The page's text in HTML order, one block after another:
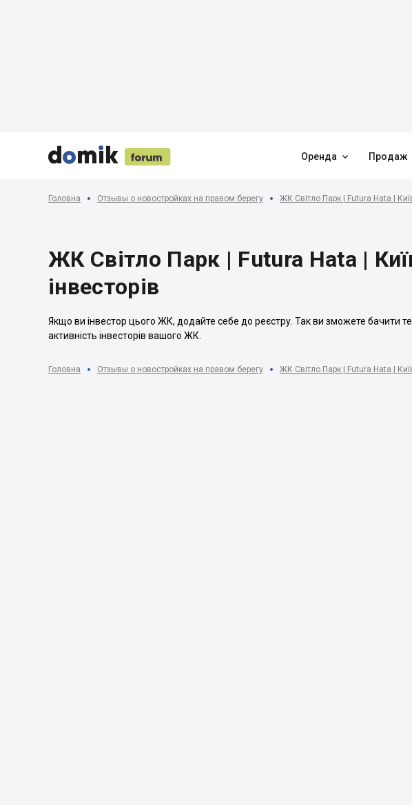


 
 Оренда  Продаж
Головна Отзывы о новостройках на правом берегу ЖК Світло Парк | Futura Hata |
ЖК Світло Парк | Futura Hata |
інвесторів
Якщо ви інвестор цього ЖК, додайте себе до реєстру. Так ви зможете бачити
активність інвесторів вашого ЖК.
Головна Отзывы о новостройках на правом берегу ЖК Світло Парк | Futura Hata |